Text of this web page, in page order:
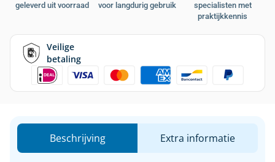
geleverd uit voorraad
voor langdurig gebruik
specialisten met
praktijkkennis
Veilige
betaling
Beschrijving Extra informatie